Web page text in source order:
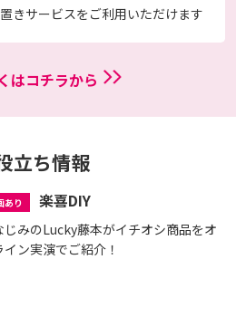
きサービスをご利用いただけます
はコチラから
立ち情報
あり 楽喜DIY
じみのLucky藤本がイチオシ商品をオ
イン実演でご紹介！